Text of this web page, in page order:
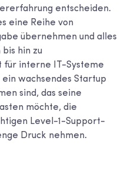
entscheiden.
eine Reihe von
übernehmen und alles
hin zu
für interne IT-Systeme
wachsendes Startup
sind, das seine
möchte, die
Level-1-Support-
Druck nehmen.